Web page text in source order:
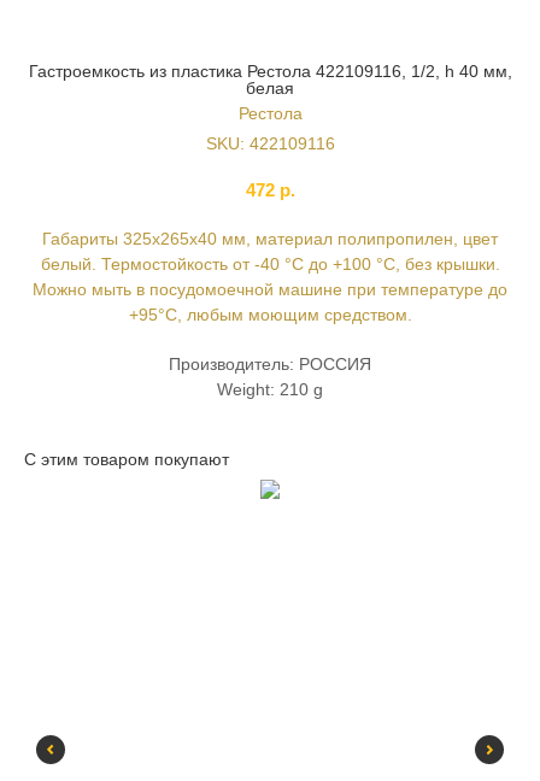
Гастроемкость из пластика Рестола 422109116, 1/2, h 40 мм,
белая
Рестола
SKU: 422109116
472 р.
Габариты 325х265х40 мм, материал полипропилен, цвет
белый. Термостойкость от -40 °С до +100 °С, без крышки.
Можно мыть в посудомоечной машине при температуре до
+95°С, любым моющим средством.
Производитель: РОССИЯ
Weight: 210 g
С этим товаром покупают